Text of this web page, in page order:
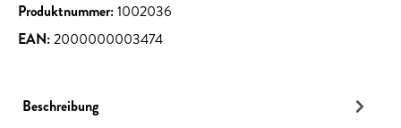
Produktnummer:1002036
EAN:2000000003474
Beschreibung